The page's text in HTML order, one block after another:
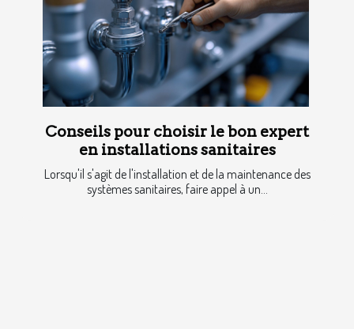
Conseils pour choisir le bon expert
en installations sanitaires
Lorsqu'il s'agit de l'installation et de la maintenance des
systèmes sanitaires, faire appel à un...